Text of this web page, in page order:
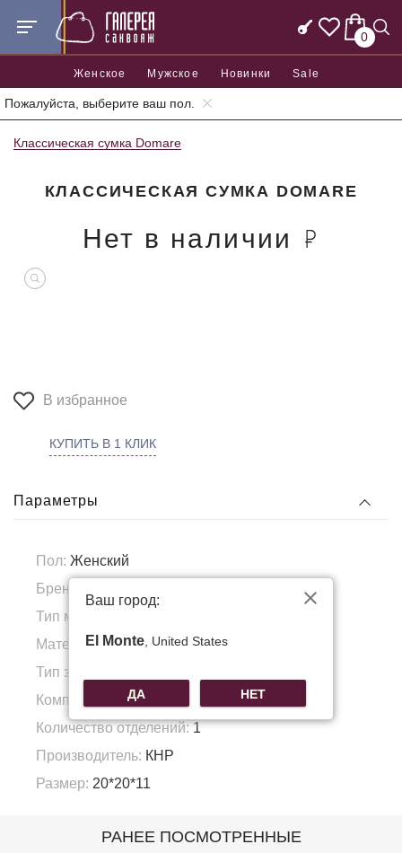
0
Женское Мужское Новинки Sale
Пожалуйста, выберите ваш пол.
Главная Женские сумки Женские классические сумки
Классическая сумка Domare
КЛАССИЧЕСКАЯ СУМКА DOMARE
Нет в наличии
В избранное
КУПИТЬ В 1 КЛИК
Параметры
Пол: Женский
Бренд:
Тип материала:
Материал подкладка:Полиэстер
Тип застежки:
Комплектация:вкладыш
Количество отделений:1
Производитель: КНР
Размер: 20*20*11
РАНЕЕ ПОСМОТРЕННЫЕ
Ваш город:
El Monte, United States
ДА НЕТ